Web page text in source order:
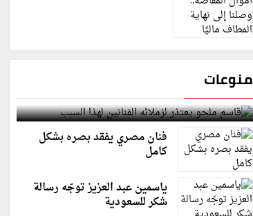
منوعات
قاسم ملحو يعتذر لزملائه الفنانين لهذا السبب
فنان مصري يفقد بصره بشكل
كامل
ياسمين عبد العزيز توجّه رسالة
شكر للسعودية